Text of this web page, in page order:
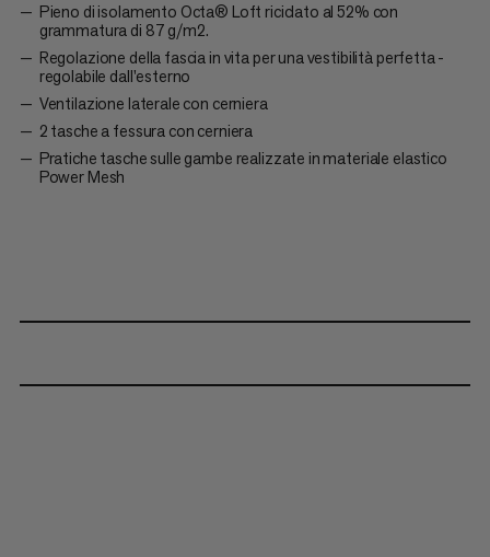
Pieno di isolamento Octa® Loft riciclato al 52% con
grammatura di 87 g/m2.
Regolazione della fascia in vita per una vestibilità perfetta -
regolabile dall'esterno
Ventilazione laterale con cerniera
2 tasche a fessura con cerniera
Pratiche tasche sulle gambe realizzate in materiale elastico
Power Mesh